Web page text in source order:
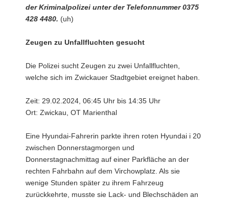
der Kriminalpolizei unter der Telefonnummer 0375
428 4480. (uh)
Zeugen zu Unfallfluchten gesucht
Die Polizei sucht Zeugen zu zwei Unfallfluchten,
welche sich im Zwickauer Stadtgebiet ereignet haben.
Zeit: 29.02.2024, 06:45 Uhr bis 14:35 Uhr
Ort: Zwickau, OT Marienthal
Eine Hyundai-Fahrerin parkte ihren roten Hyundai i 20
zwischen Donnerstagmorgen und
Donnerstagnachmittag auf einer Parkfläche an der
rechten Fahrbahn auf dem Virchowplatz. Als sie
wenige Stunden später zu ihrem Fahrzeug
zurückkehrte, musste sie Lack- und Blechschäden an